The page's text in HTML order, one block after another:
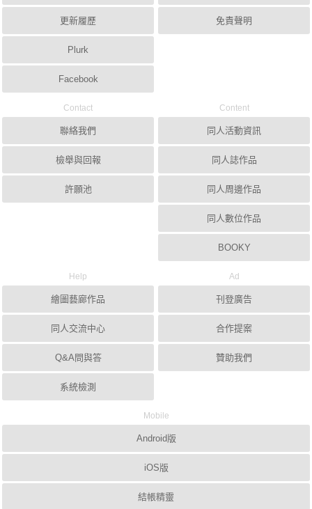
更新履歷
Plurk
Facebook
免責聲明
Contact
聯絡我們
檢舉與回報
許願池
Content
同人活動資訊
同人誌作品
同人周邊作品
同人數位作品
BOOKY
Help
繪圖藝廊作品
同人交流中心
Q&A問與答
系統檢測
Ad
刊登廣告
合作提案
贊助我們
Mobile
Android版
iOS版
結帳精靈